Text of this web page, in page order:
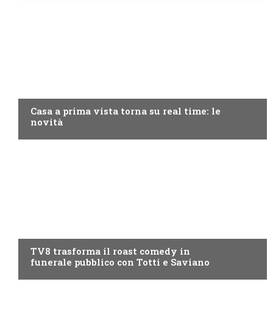
Casa a prima vista torna su real time: le
novità
TV8 trasforma il roast comedy in
funerale pubblico con Totti e Saviano